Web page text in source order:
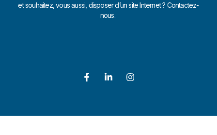
et souhaitez, vous aussi, disposer d’un site Internet ? Contactez-
nous.